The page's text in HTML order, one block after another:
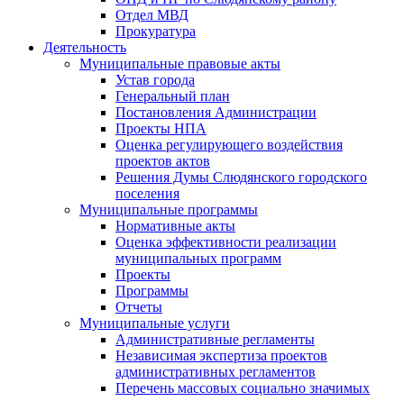
Отдел МВД
Прокуратура
Деятельность
Муниципальные правовые акты
Устав города
Генеральный план
Постановления Администрации
Проекты НПА
Оценка регулирующего воздействия
проектов актов
Решения Думы Слюдянского городского
поселения
Муниципальные программы
Нормативные акты
Оценка эффективности реализации
муниципальных программ
Проекты
Программы
Отчеты
Муниципальные услуги
Административные регламенты
Независимая экспертиза проектов
административных регламентов
Перечень массовых социально значимых